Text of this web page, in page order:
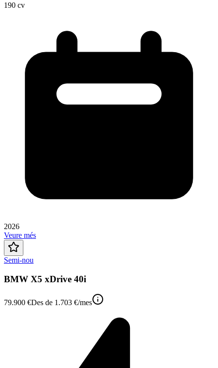
190 cv
2026
Veure més
Semi-nou
BMW X5 xDrive 40i
79.900 €Des de 1.703 €/mes